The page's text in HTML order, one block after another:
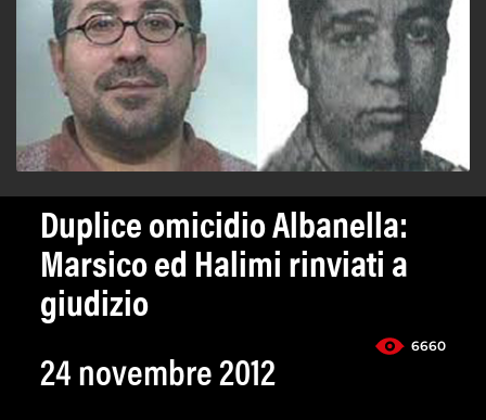
Duplice omicidio Albanella:
Marsico ed Halimi rinviati a
giudizio
6660
24 novembre 2012